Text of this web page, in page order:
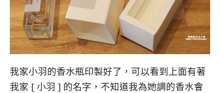
我家小羽的香水瓶印製好了，可以看到上面有著
我家 [ 小羽 ] 的名字，不知道我為她調的香水會